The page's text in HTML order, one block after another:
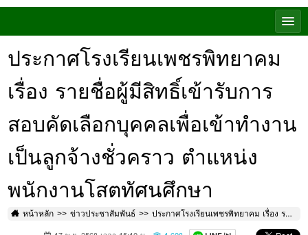
ประกาศโรงเรียนเพชรพิทยาคม
เรื่อง รายชื่อผู้มีสิทธิ์เข้ารับการ
สอบคัดเลือกบุคคลเพื่อเข้าทำงาน
เป็นลูกจ้างชั่วคราว ตำแหน่ง
พนักงานโสตทัศนศึกษา
หน้าหลัก ข่าวประชาสัมพันธ์ ประกาศโรงเรียนเพชรพิทยาคม เรื่อง รายชื่อผู้มีสิทธิ์เข้ารับการสอบคัดเลือกบุคคลเพื่อเข้าทำงานเป็นลูกจ้างชั่วคราว ตำแหน่ง พนักงานโสตทัศนศึกษา